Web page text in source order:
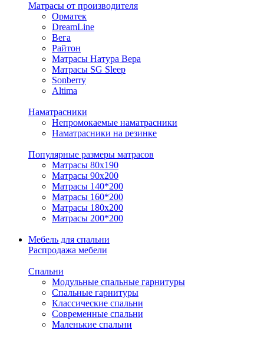
Матрасы от производителя
Орматек
DreamLine
Вега
Райтон
Матрасы Натура Вера
Матрасы SG Sleep
Sonberry
Altima
Наматрасники
Непромокаемые наматрасники
Наматрасники на резинке
Популярные размеры матрасов
Матрасы 80x190
Матрасы 90x200
Матрасы 140*200
Матрасы 160*200
Матрасы 180x200
Матрасы 200*200
Мебель для спальни
Распродажа мебели
Спальни
Модульные спальные гарнитуры
Спальные гарнитуры
Классические спальни
Современные спальни
Маленькие спальни